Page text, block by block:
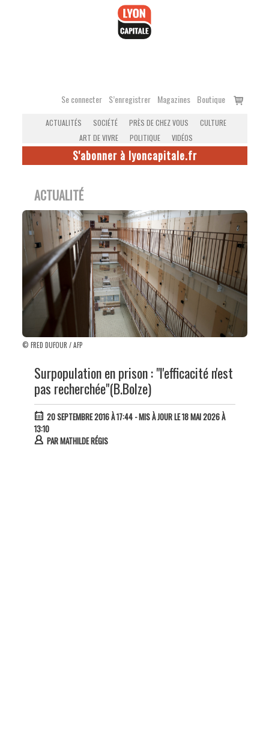
Se connecter S’enregistrer Magazines Boutique
Voir
ACTUALITÉS SOCIÉTÉ PRÈS DE CHEZ VOUS
CULTURE
ART DE VIVRE
POLITIQUE VIDÉOS
S'abonner à lyoncapitale.fr
ACTUALITÉ
© FRED DUFOUR / AFP
Surpopulation en prison : "l'efficacité n'est
pas recherchée"(B.Bolze)
20 SEPTEMBRE 2016 À 17:44- MIS À JOUR LE 18 MAI 2026 À
13:10
PARMATHILDE RÉGIS